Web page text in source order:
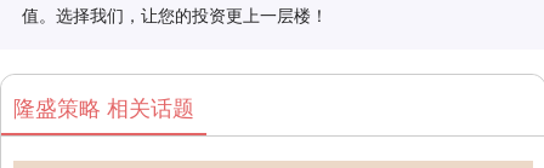
值。选择我们，让您的投资更上一层楼！
隆盛策略 相关话题